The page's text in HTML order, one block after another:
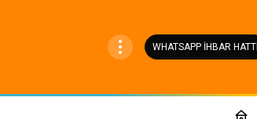
WHATSAPP İHBAR HATTI